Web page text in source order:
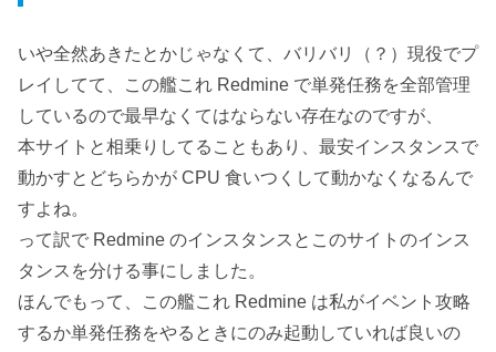
いや全然あきたとかじゃなくて、バリバリ（？）現役でプ
レイしてて、この艦これ Redmine で単発任務を全部管理
しているので最早なくてはならない存在なのですが、
本サイトと相乗りしてることもあり、最安インスタンスで
動かすとどちらかが CPU 食いつくして動かなくなるんで
すよね。
って訳で Redmine のインスタンスとこのサイトのインス
タンスを分ける事にしました。
ほんでもって、この艦これ Redmine は私がイベント攻略
するか単発任務をやるときにのみ起動していれば良いの